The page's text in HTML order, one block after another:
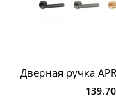
Дверная ручка